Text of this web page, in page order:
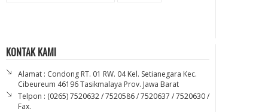
KONTAK KAMI
Alamat : Condong RT. 01 RW. 04 Kel. Setianegara Kec.
Cibeureum 46196 Tasikmalaya Prov. Jawa Barat
Telpon : (0265) 7520632 / 7520586 / 7520637 / 7520630 /
Fax.